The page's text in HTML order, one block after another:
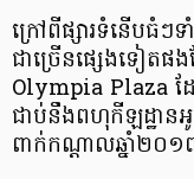
ក្រៅពី​ផ្សារ​ទំនើប​ធំៗ​ទ
ជា​ច្រើន​ផ្សេង​ទៀត​ផ
Olympia Plaza ដ
ជាប់​នឹង​ពហុ​កីឡដ្ឋាន​
ពាក់​កណ្តាល​ឆ្នាំ​២០